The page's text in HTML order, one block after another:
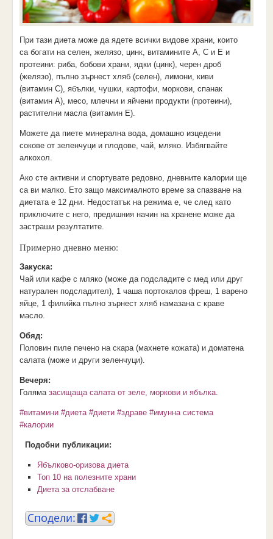
При тази диета може да ядете всички видове храни, които
са богати на селен, желязо, цинк, витамините А, С и Е и
протеини: риба, бобови храни, ядки (цинк), черен дроб
(желязо), пълно зърнест хляб (селен), лимони, киви
(витамин С), ябълки, чушки, картофи, моркови, спанак
(витамин А), месо, млечни и яйчени продукти (протеини),
растителни масла (витамин Е).
Можете да пиете минерална вода, домашно изцедени
сокове от зеленчуци и плодове, чай, мляко. Избягвайте
алкохол.
Ако сте активни и спортувате редовно, дневните калории ще
са ви малко. Ето защо максималното време за спазване на
диетата е 12 дни. Недостатък на режима е, че след като
приключите с него, предишния начин на хранене може да
застраши резултатите.
Примерно дневно меню:
Закуска:
Чай или кафе с мляко (може да подсладите с мед или друг
натурален подсладител), 1 чаша портокалов фреш, 1 варено
яйце, 1 филийка пълно зърнест хляб намазана с краве
масло.
Обяд:
Половин пиле печено на скара (махнете кожата) и доматена
салата (може и други зеленчуци).
Вечеря:
Голяма засищаща салата от зеле, моркови и ябълка.
#витамини #диета #диети #здраве #имунна система
#калории
Подобни публикации:
Ябълково-оризова диета
Топ 10 на полезните храни
Диета за отслабване